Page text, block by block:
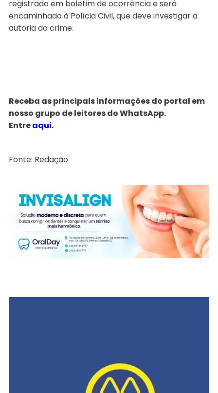
registrado em boletim de ocorrência e será
encaminhado à Polícia Civil, que deve investigar a
autoria do crime.
Receba as principais informações do portal em
nosso grupo de leitores do WhatsApp.
Entreaqui.
Fonte: Redação